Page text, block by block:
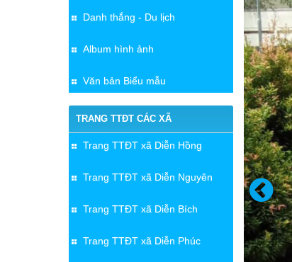
Danh thắng - Du lịch
Album hình ảnh
Văn bản Biểu mẫu
TRANG TTĐT CÁC XÃ
Trang TTĐT xã Diễn Hồng
Trang TTĐT xã Diễn Nguyên
Trang TTĐT xã Diễn Bích
Trang TTĐT xã Diễn Phúc